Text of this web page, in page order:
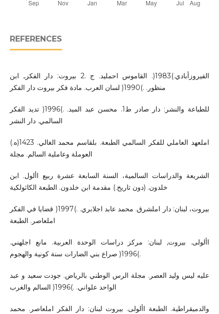
REFERENCES
الفيروزأبادي.)1983(. القاموس احمليد. ج .2 بيروت: دار الفكرـ ابن
منظور. .)1990( لسان العرب. مادة فكر بيروت دار الفكر
للطباعة والنشر: دار صادر ط1. محسن عبد الميد. .)1996( تديد الفكر
السالمي. دار النشر
املعهد العاملي للفكر السالمي الطبعة. بلقاسم محمد الغالي. 1423(ه.)
العوملة وعاملية السالم. مجلة
الشريعة والدراسات السالمية، السنة السابعة عشرة ربيع األول. ابن
خلدون. (دون تاريخ.) مقدمة ابن خلدون. الطبعة الكاثولكية
بيروت، لبنان: دار املشرق. محمد عابد اجلابري. .)1997( قضايا في الفكر
املعاصر. الطبعة
األولى. بيروت, لبنان: مركز دراسات الوحدة العربية. مانع اجلهني.
.)1996( صراع بني الضارات سنة كونية والهجوم
عليه ليس وليد العصر. مجلة الرس الوطني بالرياض. جودت سعيد و عبد
الواحد علواني. .)1996( السالم والغرب
والدميقراطية. الطبعة األولى. بيروت لبنان: دار الفكر املعاصر. محمد